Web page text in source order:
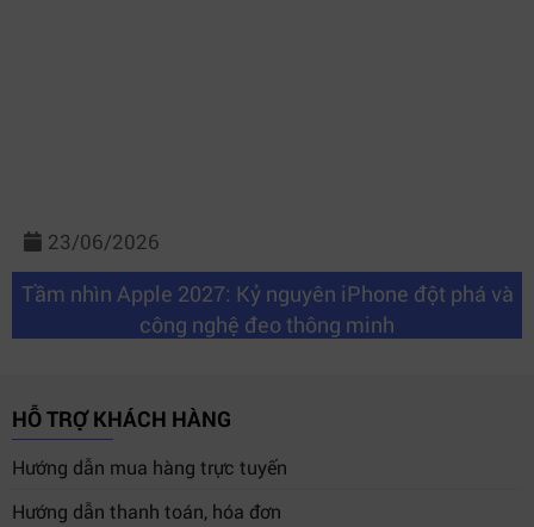
23/06/2026
Tầm nhìn Apple 2027: Kỷ nguyên iPhone đột phá và
công nghệ đeo thông minh
HỖ TRỢ KHÁCH HÀNG
Hướng dẫn mua hàng trực tuyến
Hướng dẫn thanh toán, hóa đơn